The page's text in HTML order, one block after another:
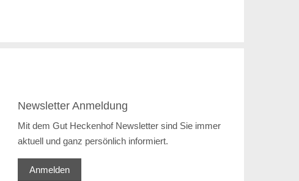
Newsletter Anmeldung
Mit dem Gut Heckenhof Newsletter sind Sie immer
aktuell und ganz persönlich informiert.
Anmelden